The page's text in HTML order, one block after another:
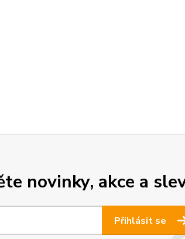
novinky, akce a
Přihlásit se